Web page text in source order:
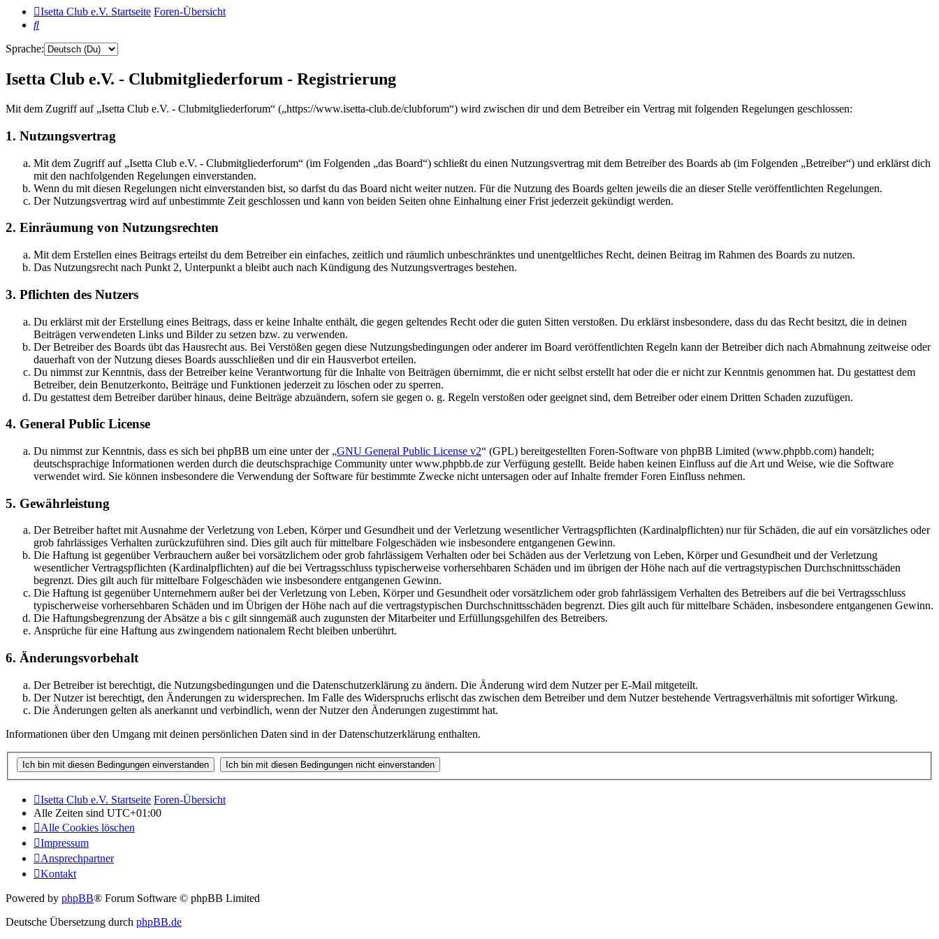
Isetta Club e.V. Startseite Foren-Übersicht
Suche
Sprache:
Isetta Club e.V. - Clubmitgliederforum - Registrierung
Mit dem Zugriff auf „Isetta Club e.V. - Clubmitgliederforum“ („https://www.isetta-club.de/clubforum“) wird zwischen dir und dem Betreiber ein Vertrag mit folgenden Regelungen geschlossen:
1. Nutzungsvertrag
Mit dem Zugriff auf „Isetta Club e.V. - Clubmitgliederforum“ (im Folgenden „das Board“) schließt du einen Nutzungsvertrag mit dem Betreiber des Boards ab (im Folgenden „Betreiber“) und erklärst dich
mit den nachfolgenden Regelungen einverstanden.
Wenn du mit diesen Regelungen nicht einverstanden bist, so darfst du das Board nicht weiter nutzen. Für die Nutzung des Boards gelten jeweils die an dieser Stelle veröffentlichten Regelungen.
Der Nutzungsvertrag wird auf unbestimmte Zeit geschlossen und kann von beiden Seiten ohne Einhaltung einer Frist jederzeit gekündigt werden.
2. Einräumung von Nutzungsrechten
Mit dem Erstellen eines Beitrags erteilst du dem Betreiber ein einfaches, zeitlich und räumlich unbeschränktes und unentgeltliches Recht, deinen Beitrag im Rahmen des Boards zu nutzen.
Das Nutzungsrecht nach Punkt 2, Unterpunkt a bleibt auch nach Kündigung des Nutzungsvertrages bestehen.
3. Pflichten des Nutzers
Du erklärst mit der Erstellung eines Beitrags, dass er keine Inhalte enthält, die gegen geltendes Recht oder die guten Sitten verstoßen. Du erklärst insbesondere, dass du das Recht besitzt, die in deinen
Beiträgen verwendeten Links und Bilder zu setzen bzw. zu verwenden.
Der Betreiber des Boards übt das Hausrecht aus. Bei Verstößen gegen diese Nutzungsbedingungen oder anderer im Board veröffentlichten Regeln kann der Betreiber dich nach Abmahnung zeitweise oder
dauerhaft von der Nutzung dieses Boards ausschließen und dir ein Hausverbot erteilen.
Du nimmst zur Kenntnis, dass der Betreiber keine Verantwortung für die Inhalte von Beiträgen übernimmt, die er nicht selbst erstellt hat oder die er nicht zur Kenntnis genommen hat. Du gestattest dem
Betreiber, dein Benutzerkonto, Beiträge und Funktionen jederzeit zu löschen oder zu sperren.
Du gestattest dem Betreiber darüber hinaus, deine Beiträge abzuändern, sofern sie gegen o. g. Regeln verstoßen oder geeignet sind, dem Betreiber oder einem Dritten Schaden zuzufügen.
4. General Public License
Du nimmst zur Kenntnis, dass es sich bei phpBB um eine unter der „GNU General Public License v2“ (GPL) bereitgestellten Foren-Software von phpBB Limited (www.phpbb.com) handelt;
deutschsprachige Informationen werden durch die deutschsprachige Community unter www.phpbb.de zur Verfügung gestellt. Beide haben keinen Einfluss auf die Art und Weise, wie die Software
verwendet wird. Sie können insbesondere die Verwendung der Software für bestimmte Zwecke nicht untersagen oder auf Inhalte fremder Foren Einfluss nehmen.
5. Gewährleistung
Der Betreiber haftet mit Ausnahme der Verletzung von Leben, Körper und Gesundheit und der Verletzung wesentlicher Vertragspflichten (Kardinalpflichten) nur für Schäden, die auf ein vorsätzliches oder
grob fahrlässiges Verhalten zurückzuführen sind. Dies gilt auch für mittelbare Folgeschäden wie insbesondere entgangenen Gewinn.
Die Haftung ist gegenüber Verbrauchern außer bei vorsätzlichem oder grob fahrlässigem Verhalten oder bei Schäden aus der Verletzung von Leben, Körper und Gesundheit und der Verletzung
wesentlicher Vertragspflichten (Kardinalpflichten) auf die bei Vertragsschluss typischerweise vorhersehbaren Schäden und im übrigen der Höhe nach auf die vertragstypischen Durchschnittsschäden
begrenzt. Dies gilt auch für mittelbare Folgeschäden wie insbesondere entgangenen Gewinn.
Die Haftung ist gegenüber Unternehmern außer bei der Verletzung von Leben, Körper und Gesundheit oder vorsätzlichem oder grob fahrlässigem Verhalten des Betreibers auf die bei Vertragsschluss
typischerweise vorhersehbaren Schäden und im Übrigen der Höhe nach auf die vertragstypischen Durchschnittsschäden begrenzt. Dies gilt auch für mittelbare Schäden, insbesondere entgangenen Gewinn.
Die Haftungsbegrenzung der Absätze a bis c gilt sinngemäß auch zugunsten der Mitarbeiter und Erfüllungsgehilfen des Betreibers.
Ansprüche für eine Haftung aus zwingendem nationalem Recht bleiben unberührt.
6. Änderungsvorbehalt
Der Betreiber ist berechtigt, die Nutzungsbedingungen und die Datenschutzerklärung zu ändern. Die Änderung wird dem Nutzer per E-Mail mitgeteilt.
Der Nutzer ist berechtigt, den Änderungen zu widersprechen. Im Falle des Widerspruchs erlischt das zwischen dem Betreiber und dem Nutzer bestehende Vertragsverhältnis mit sofortiger Wirkung.
Die Änderungen gelten als anerkannt und verbindlich, wenn der Nutzer den Änderungen zugestimmt hat.
Informationen über den Umgang mit deinen persönlichen Daten sind in der Datenschutzerklärung enthalten.
Isetta Club e.V. Startseite Foren-Übersicht
Alle Zeiten sind UTC+01:00
Alle Cookies löschen
Impressum
Ansprechpartner
Kontakt
Powered by phpBB® Forum Software © phpBB Limited
Deutsche Übersetzung durch phpBB.de